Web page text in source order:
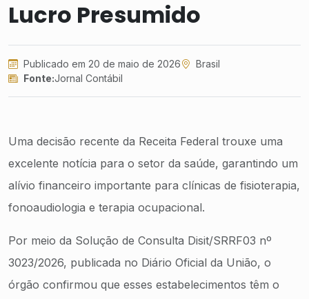
Lucro Presumido
Publicado em 20 de maio de 2026
Brasil
Fonte:Jornal Contábil
Uma decisão recente da Receita Federal trouxe uma
excelente notícia para o setor da saúde, garantindo um
alívio financeiro importante para clínicas de fisioterapia,
fonoaudiologia e terapia ocupacional.
Por meio da Solução de Consulta Disit/SRRF03 nº
3023/2026, publicada no Diário Oficial da União, o
órgão confirmou que esses estabelecimentos têm o